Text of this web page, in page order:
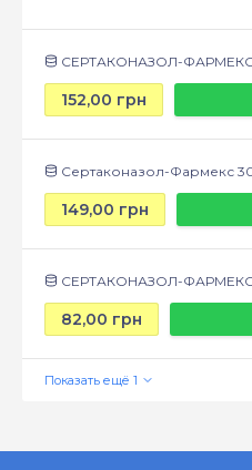
СЕРТАКОНАЗОЛ-ФАРМЕКС
152,00 грн
Сертаконазол-Фармекс
149,00 грн
СЕРТАКОНАЗОЛ-ФАРМЕКС
82,00 грн